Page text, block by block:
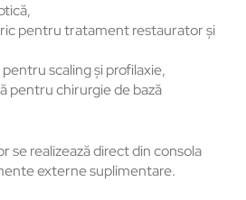
pentru tratament restaurator și
scaling și profilaxie,
pentru chirurgie de bază
se realizează direct din consola
externe suplimentare.